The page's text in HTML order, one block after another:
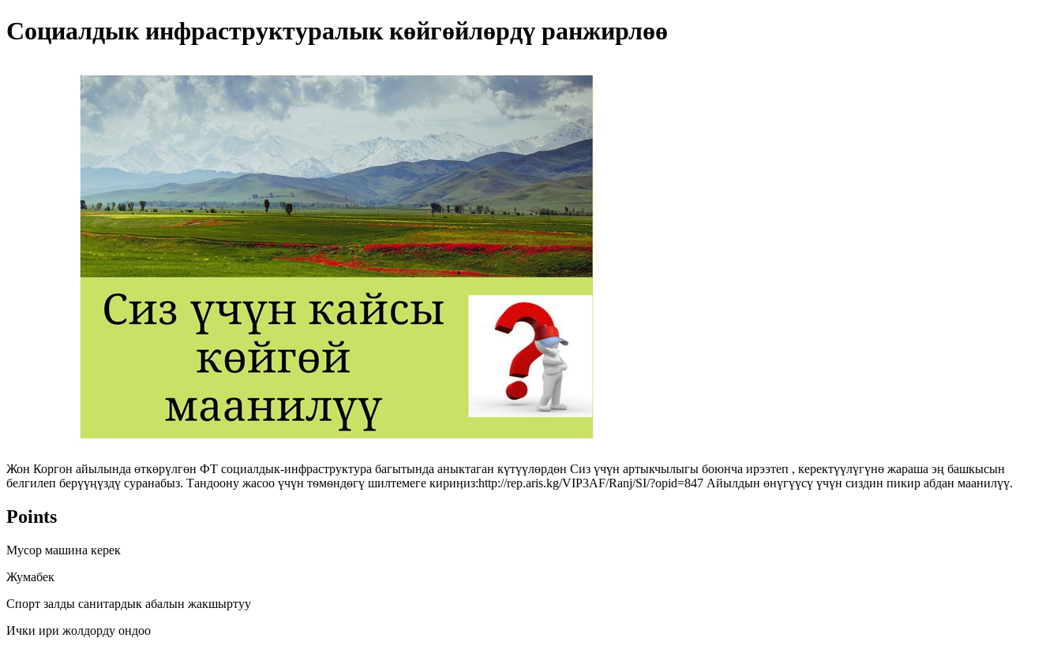
Социалдык инфраструктуралык көйгөйлөрдү ранжирлөө
Жон Коргон айылында өткөрүлгөн ФТ социалдык-инфраструктура багытында аныктаган күтүүлөрдөн Сиз үчүн артыкчылыгы боюнча ирээтеп , керектүүлүгүнө жараша эң башкысын
белгилеп берүүңүздү суранабыз. Тандоону жасоо үчүн тѳмѳндѳгү шилтемеге кириӊиз:http://rep.aris.kg/VIP3AF/Ranj/SI/?opid=847 Айылдын өнүгүүсү үчүн сиздин пикир абдан маанилүү.
Points
Мусор машина керек
Жумабек
Спорт залды санитардык абалын жакшыртуу
Ички ири жолдорду ондоо